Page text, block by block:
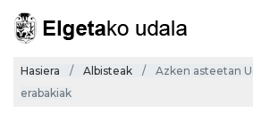
Hasiera Albisteak
Azken asteetan
erabakiak